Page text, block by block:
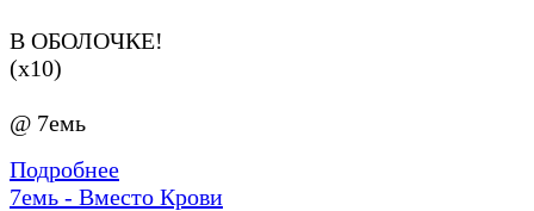
В ОБОЛОЧКЕ!
(х10)
@ 7емь
Подробнее
7емь - Вместо Крови